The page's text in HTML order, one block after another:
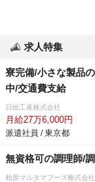
求人特集
寮完備/小さな製品
中/交通費支給
日総工産株式会社
月給27万6,000円
派遣社員 / 東京都
無資格可の調理師/
柏原マルタマフーズ株式会